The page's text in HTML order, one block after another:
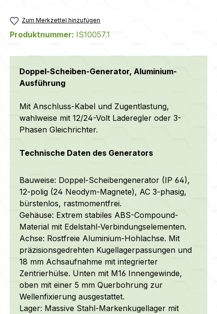
Zum Merkzettel hinzufügen
Produktnummer: IS10057.1
Doppel-Scheiben-Generator, Aluminium-
Ausführung
Mit Anschluss-Kabel und Zugentlastung,
wahlweise mit 12/24-Volt Laderegler oder 3-
Phasen Gleichrichter.
Technische Daten des Generators
Bauweise: Doppel-Scheibengenerator (IP 64),
12-polig (24 Neodym-Magnete), AC 3-phasig,
bürstenlos, rastmomentfrei.
Gehäuse: Extrem stabiles ABS-Compound-
Material mit Edelstahl-Verbindungselementen.
Achse: Rostfreie Aluminium-Hohlachse. Mit
präzisionsgedrehten Kugellagerpassungen und
18 mm Achsaufnahme mit integrierter
Zentrierhülse. Unten mit M16 Innengewinde,
oben mit einer 5 mm Querbohrung zur
Wellenfixierung ausgestattet.
Lager: Massive Stahl-Markenkugellager mit